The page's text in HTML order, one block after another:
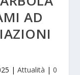
AD
| Attualità | 0